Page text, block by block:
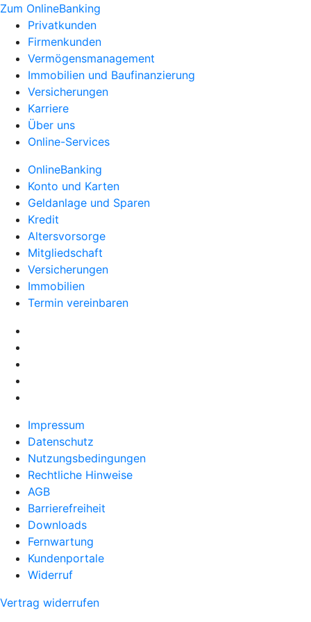
Zum OnlineBanking
Privatkunden
Firmenkunden
Vermögensmanagement
Immobilien und Baufinanzierung
Versicherungen
Karriere
Über uns
Online-Services
OnlineBanking
Konto und Karten
Geldanlage und Sparen
Kredit
Altersvorsorge
Mitgliedschaft
Versicherungen
Immobilien
Termin vereinbaren
Impressum
Datenschutz
Nutzungsbedingungen
Rechtliche Hinweise
AGB
Barrierefreiheit
Downloads
Fernwartung
Kundenportale
Widerruf
Vertrag widerrufen